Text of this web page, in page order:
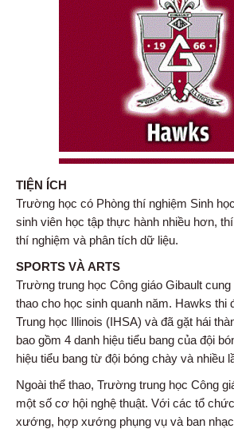
TIỆN ÍCH
Trường học có Phòng thí nghiệm Sinh
sinh viên học tập thực hành nhiều hơn,
thí nghiệm và phân tích dữ liệu.
SPORTS VÀ ARTS
Trường trung học Công giáo Gibault
thao cho học sinh quanh năm. Hawks thi
Trung học Illinois (IHSA) và đã gặt hái
bao gồm 4 danh hiệu tiểu bang của đội
hiệu tiểu bang từ đội bóng chày và nhiều
Ngoài thể thao, Trường trung học Công
một số cơ hội nghệ thuật. Với các tổ
xướng, hợp xướng phụng vụ và ban